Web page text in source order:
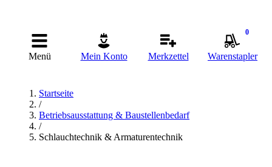
Menü Mein Konto Merkzettel
0
Warenstapler
Startseite
/
Betriebsausstattung & Baustellenbedarf
/
Schlauchtechnik & Armaturentechnik